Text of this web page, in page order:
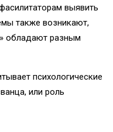
выявить
также возникают,
обладают разным
психологические
или роль